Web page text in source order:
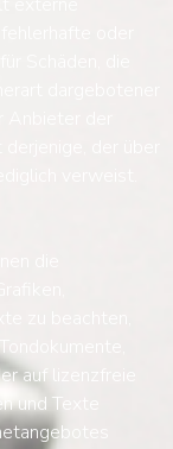
oder
Schäden, die
dargebotener
der
der über
verweist.
die
zu beachten,
auf lizenzfreie
und Texte